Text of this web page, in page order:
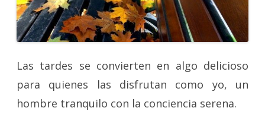
Las tardes se convierten en algo delicioso
para quienes las disfrutan como yo, un
hombre tranquilo con la conciencia serena.